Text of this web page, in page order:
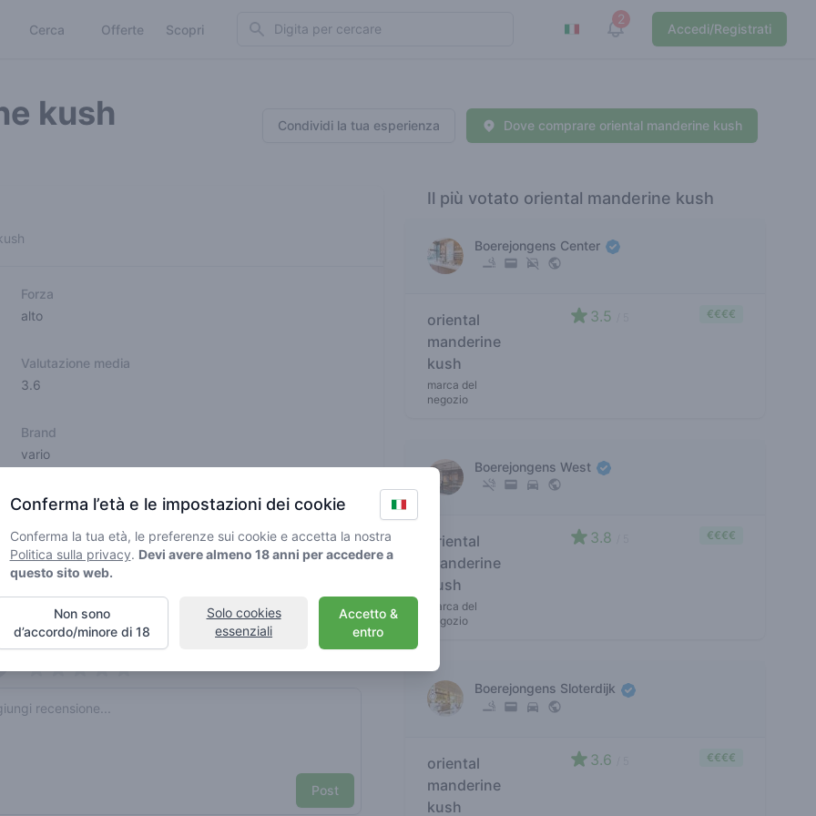
Cerca Offerte Scopri Search 2
View notifications
Accedi/Registrati
kush Condividi la tua esperienza Dove comprare oriental manderine kush
Forza
alto
Valutazione media
3.6
Brand
vario
state verificate da Greenmeister. I dettagli possono variare
di cannabis
reviews
Il tuo nome qui
Post
Il più votato oriental manderine kush
Boerejongens Center
oriental
manderine
kush
marca del
negozio
3.5 €€€€
Boerejongens West
oriental
manderine
kush
marca del
negozio
3.8 €€€€
Boerejongens Sloterdijk
oriental
manderine
kush
3.6 €€€€
Conferma l’età e le impostazioni dei cookie
Conferma la tua età, le preferenze sui cookie e accetta la nostra
Politica sulla privacy. Devi avere almeno 18 anni per accedere a
questo sito web.
Accetto &
entro
Solo cookies
essenziali
Non sono
d’accordo/minore di 18